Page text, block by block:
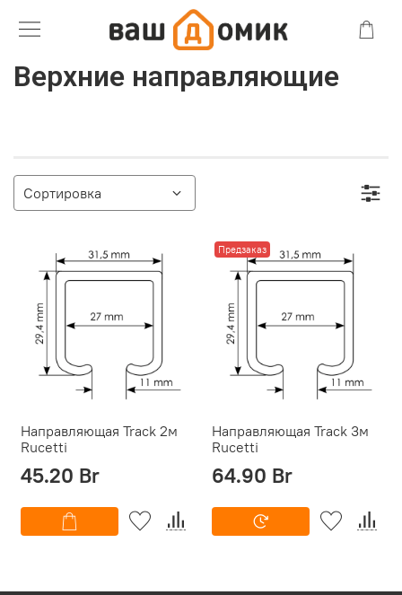
Верхние направляющие
Направляющая Track 2м
Rucetti
45.20 Br
Предзаказ
Направляющая Track 3м
Rucetti
64.90 Br